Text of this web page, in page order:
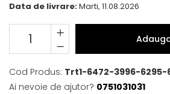
Data de livrare:Marti, 11.08.2026
Cod Produs: Trt1-6472-3996-6295-
Ai nevoie de ajutor? 0751031031